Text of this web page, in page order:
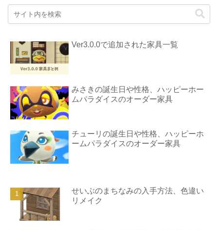
Ver3.0.0で追加された家具一覧
みさきの誕生日や性格、ハッピーホー
ムパラダイスのオーダー家具
チューリの誕生日や性格、ハッピーホ
ームパラダイスのオーダー家具
せいぶのまちなみの入手方法、色違い
リメイク